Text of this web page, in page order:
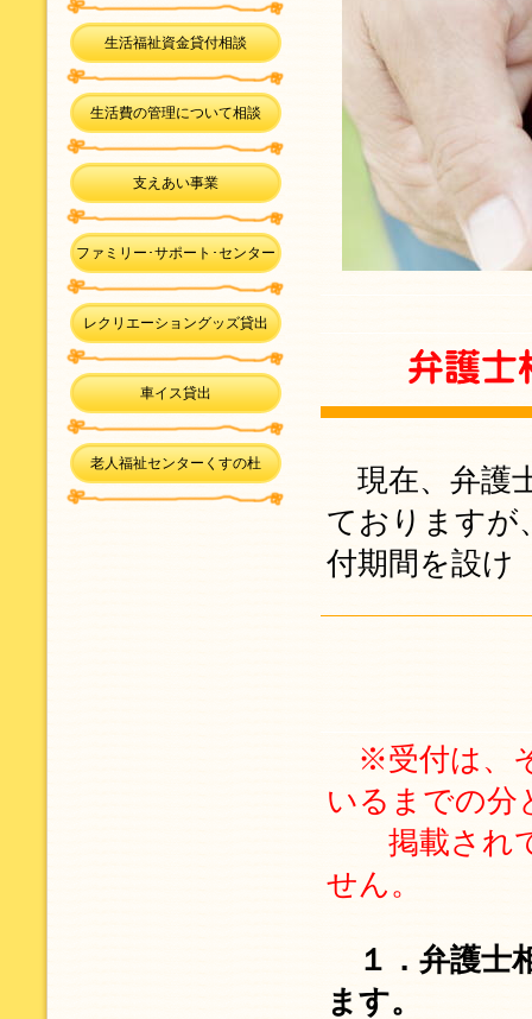
現在、弁護
ておりますが
付期間を設け
※受付は、
いるまでの分
掲載されて
せん。
１．弁護士
ます。
生活福祉資金貸付相談
生活費の管理について相談
支えあい事業
ファミリー･サポート･センター
レクリエーショングッズ貸出
車イス貸出
老人福祉センターくすの杜